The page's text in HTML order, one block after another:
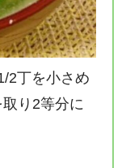
2丁を小さめ
り2等分に